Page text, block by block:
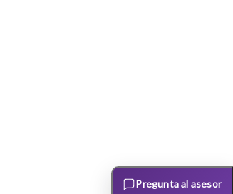
Pregunta al asesor